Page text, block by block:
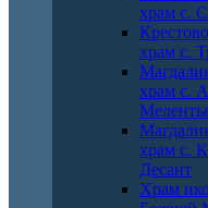
храм с.
храм с.
храм с.
храм с.
Десант
Храм